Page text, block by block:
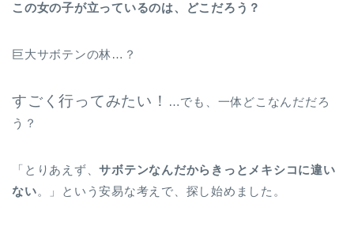
この女の子が立っているのは、どこだろう？
巨大サボテンの林…？
すごく行ってみたい！
…でも、一体どこなんだだろ
う？
「とりあえず、サボテンなんだからきっとメキシコに違い
ない。」という安易な考えで、探し始めました。